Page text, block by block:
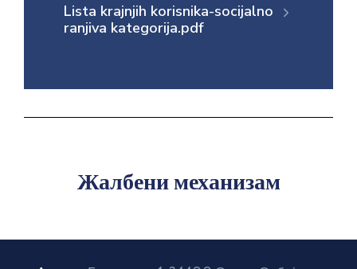
Lista krajnjih korisnika-socijalno
ranjiva kategorija.pdf
Жалбени механизам